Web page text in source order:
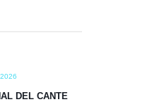
DEL CANTE